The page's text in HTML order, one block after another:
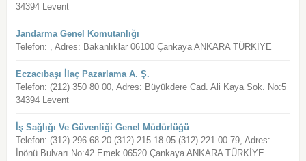
34394 Levent
Jandarma Genel Komutanlığı
Telefon: , Adres: Bakanlıklar 06100 Çankaya ANKARA TÜRKİYE
Eczacıbaşı İlaç Pazarlama A. Ş.
Telefon: (212) 350 80 00, Adres: Büyükdere Cad. Ali Kaya Sok. No:5
34394 Levent
İş Sağlığı Ve Güvenliği Genel Müdürlüğü
Telefon: (312) 296 68 20 (312) 215 18 05 (312) 221 00 79, Adres:
İnönü Bulvarı No:42 Emek 06520 Çankaya ANKARA TÜRKİYE